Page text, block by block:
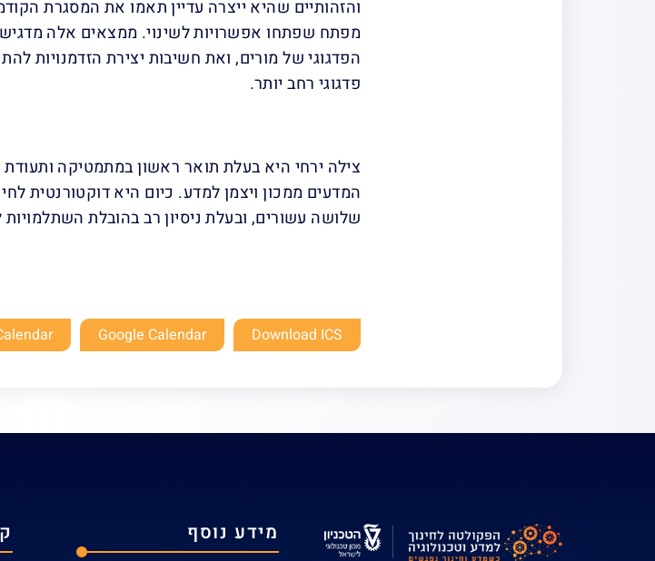
והזהותיים שהיא ייצרה עדיין תאמו את המסגרת
מפתח שפתחו אפשרויות לשינוי. ממצאים אלה
הפדגוגי של מורים, ואת חשיבות יצירת הזדמנויות
פדגוגי רחב יותר.
צילה ירחי היא בעלת תואר ראשון במתמטיקה
המדעים ממכון ויצמן למדע. כיום היא דוקטורנטית
שלושה עשורים, ובעלת ניסיון רב בהובלת
Download ICS
Google Calendar
מידע נוסף